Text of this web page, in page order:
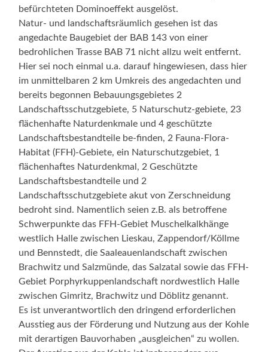
befürchteten Dominoeffekt ausgelöst.
Natur- und landschaftsräumlich gesehen ist das
angedachte Baugebiet der BAB 143 von einer
bedrohlichen Trasse BAB 71 nicht allzu weit entfernt.
Hier sei noch einmal u.a. darauf hingewiesen, dass hier
im unmittelbaren 2 km Umkreis des angedachten und
bereits begonnen Bebauungsgebietes 2
Landschaftsschutzgebiete, 5 Naturschutz-gebiete, 23
flächenhafte Naturdenkmale und 4 geschützte
Landschaftsbestandteile be-finden, 2 Fauna-Flora-
Habitat (FFH)-Gebiete, ein Naturschutzgebiet, 1
flächenhaftes Naturdenkmal, 2 Geschützte
Landschaftsbestandteile und 2
Landschaftsschutzgebiete akut von Zerschneidung
bedroht sind. Namentlich seien z.B. als betroffene
Schwerpunkte das FFH-Gebiet Muschelkalkhänge
westlich Halle zwischen Lieskau, Zappendorf/Köllme
und Bennstedt, die Saaleauenlandschaft zwischen
Brachwitz und Salzmünde, das Salzatal sowie das FFH-
Gebiet Porphyrkuppenlandschaft nordwestlich Halle
zwischen Gimritz, Brachwitz und Döblitz genannt.
Es ist unverantwortlich den dringend erforderlichen
Ausstieg aus der Förderung und Nutzung aus der Kohle
mit derartigen Bauvorhaben „ausgleichen“ zu wollen.